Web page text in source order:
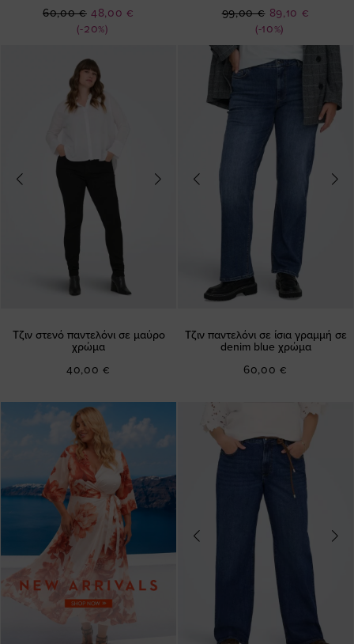
(-20%)
Ειδική
Τιμή
48,00 €
60,00 €
(-10%)
Ειδική
Τιμή
89,10 €
99,00 €
Τζιν στενό παντελόνι σε μαύρο
χρώμα
40,00 €
Τζιν παντελόνι σε ίσια γραμμή σε
denim blue χρώμα
60,00 €